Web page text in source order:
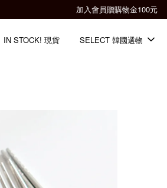
全館滿2000免運📦
IN STOCK! 現貨 SELECT 韓國選物